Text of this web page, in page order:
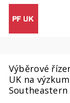
Výběrové
UK na